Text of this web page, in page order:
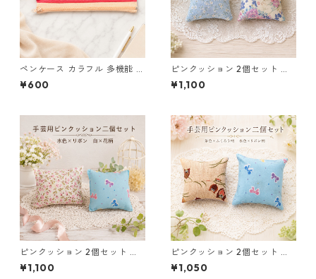
ペンケース カラフル 多機能 筆
箱 ファスナー6本 s9
¥600
ピンクッション 2個セット 針
山 手芸用品 和柄 花柄 ブルー
水色 o26
¥1,100
ピンクッション 2個セット 針
山 手芸用品 水色 リボン 白 花
柄 o31
¥1,100
ピンクッション 2個セット 針
山 手芸用品 リボン柄 ふくろう
柄 o32
¥1,050